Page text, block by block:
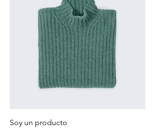
Soy un producto